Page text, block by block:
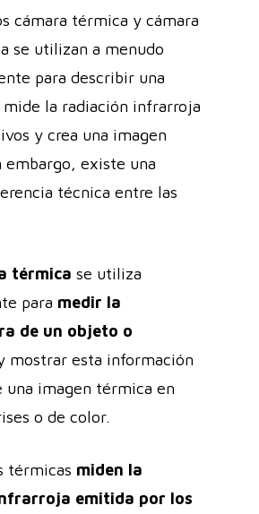
cámara térmica y cámara
se utilizan a menudo
para describir una
mide la radiación infrarroja
y crea una imagen
embargo, existe una
técnica entre las
térmica se utiliza
para medir la
de un objeto o
mostrar esta información
una imagen térmica en
o de color.
térmicas miden la
emitida por los